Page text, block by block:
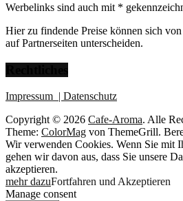
Werbelinks sind auch mit *
Hier zu findende Preise können sich
auf Partnerseiten unterscheiden.
Impressum | Datenschutz
Copyright © 2026 Cafe-Aroma. Alle
Theme: ColorMag von ThemeGrill.
Wir verwenden Cookies. Wenn Sie mit
gehen wir davon aus, dass Sie unsere
akzeptieren.
mehr dazuFortfahren und Akzeptieren
Manage consent